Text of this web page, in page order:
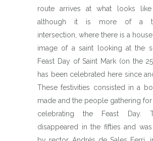
route arrives at what looks like
although it is more of a
intersection, where there is a house
image of a saint looking at the
Feast Day of Saint Mark (on the
has been celebrated here since
These festivities consisted in a
made and the people gathering
celebrating the Feast Day.
disappeared in the fifties and